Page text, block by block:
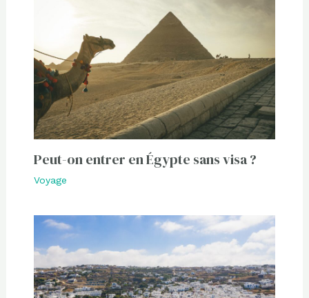
Peut-on entrer en Égypte sans visa ?
Voyage